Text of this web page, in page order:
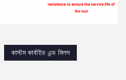
কাস্টম কার্বাইড এন্ড মিলস